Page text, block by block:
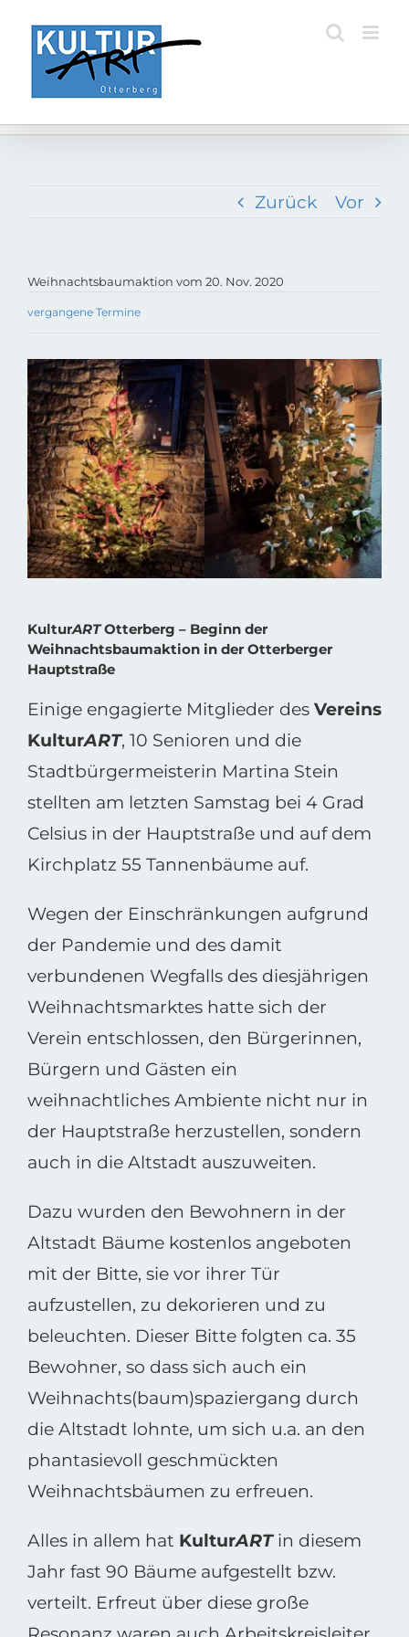
Inhalt
springen
Zurück Vor
Weihnachtsbaumaktion vom 20. Nov. 2020
vergangene Termine
Zeige
grösseres
Bild
KulturARTOtterberg – Beginn der
Weihnachtsbaumaktion in der Otterberger
Hauptstraße
Einige engagierte Mitglieder des Vereins
KulturART, 10 Senioren und die
Stadtbürgermeisterin Martina Stein
stellten am letzten Samstag bei 4 Grad
Celsius in der Hauptstraße und auf dem
Kirchplatz 55 Tannenbäume auf.
Wegen der Einschränkungen aufgrund
der Pandemie und des damit
verbundenen Wegfalls des diesjährigen
Weihnachtsmarktes hatte sich der
Verein entschlossen, den Bürgerinnen,
Bürgern und Gästen ein
weihnachtliches Ambiente nicht nur in
der Hauptstraße herzustellen, sondern
auch in die Altstadt auszuweiten.
Dazu wurden den Bewohnern in der
Altstadt Bäume kostenlos angeboten
mit der Bitte, sie vor ihrer Tür
aufzustellen, zu dekorieren und zu
beleuchten. Dieser Bitte folgten ca. 35
Bewohner, so dass sich auch ein
Weihnachts(baum)spaziergang durch
die Altstadt lohnte, um sich u.a. an den
phantasievoll geschmückten
Weihnachtsbäumen zu erfreuen.
Alles in allem hat KulturART in diesem
Jahr fast 90 Bäume aufgestellt bzw.
verteilt. Erfreut über diese große